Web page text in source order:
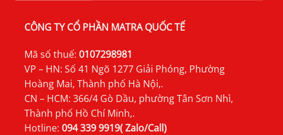
CÔNG TY CỔ PHẦN MATRA QUỐC TẾ
Mã số thuế: 0107298981
VP – HN: Số 41 Ngõ 1277 Giải Phóng, Phường
Hoàng Mai, Thành phố Hà Nội,.
CN – HCM: 366/4 Gò Dầu, phường Tân Sơn Nhì,
Thành phố Hồ Chí Minh,.
Hotline: 094 339 9919( Zalo/Call)